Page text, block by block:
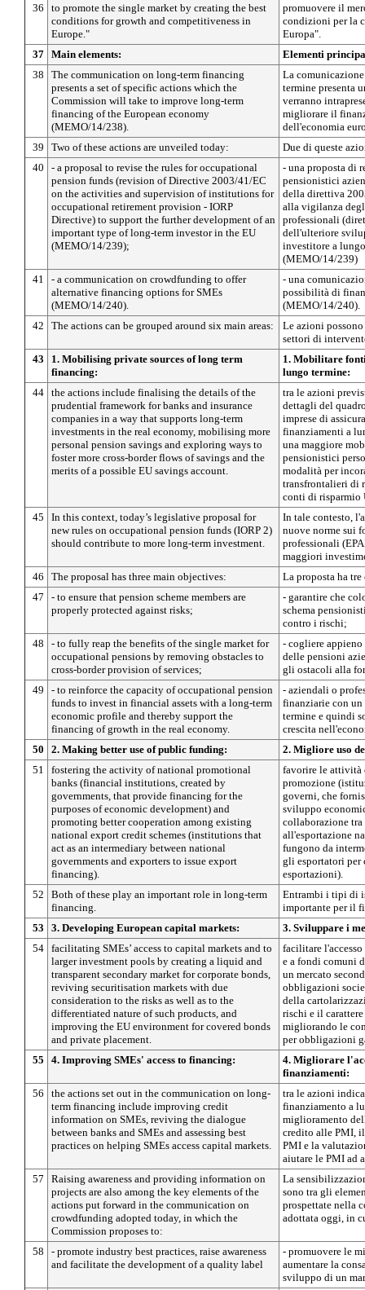
36
to promote the single market by creating the best
conditions for growth and competitiveness in
Europe."
promuovere il
condizioni per la
Europa".
37 Main elements:
Elementi
38
The communication on long-term financing
presents a set of specific actions which the
Commission will take to improve long-term
financing of the European economy
(MEMO/14/238).
La
termine presenta
verranno
migliorare il
dell'economia
39
Two of these actions are unveiled today:
Due di queste
40
- a proposal to revise the rules for occupational
pension funds (revision of Directive 2003/41/EC
on the activities and supervision of institutions for
occupational retirement provision - IORP
Directive) to support the further development of an
important type of long-term investor in the EU
(MEMO/14/239);
- una proposta di
pensionistici
della direttiva
alla vigilanza
professionali
dell'ulteriore
investitore a
(MEMO/14/239)
41
- a communication on crowdfunding to offer
alternative financing options for SMEs
(MEMO/14/240).
- una
possibilità di
(MEMO/14/240).
42
The actions can be grouped around six main areas:
Le azioni
settori di
43
1. Mobilising private sources of long term
financing:
1. Mobilitare
lungo termine:
44 the actions include finalising the details of the
prudential framework for banks and insurance
companies in a way that supports long-term
investments in the real economy, mobilising more
personal pension savings and exploring ways to
foster more cross-border flows of savings and the
merits of a possible EU savings account.
tra le azioni
dettagli del
imprese di
finanziamenti a
una maggiore
pensionistici
modalità per
transfrontalieri di
conti di risparmio
45
In this context, today’s legislative proposal for
new rules on occupational pension funds (IORP 2)
should contribute to more long-term investment.
In tale contesto,
nuove norme sui
professionali
maggiori
46
The proposal has three main objectives:
La proposta ha
47
- to ensure that pension scheme members are
properly protected against risks;
- garantire che
schema
contro i rischi;
48
- to fully reap the benefits of the single market for
occupational pensions by removing obstacles to
cross-border provision of services;
- cogliere
delle pensioni
gli ostacoli alla
49
- to reinforce the capacity of occupational pension
funds to invest in financial assets with a long-term
economic profile and thereby support the
financing of growth in the real economy.
- aziendali o
finanziarie con
termine e quindi
crescita
50
2. Making better use of public funding:
2. Migliore uso
51
fostering the activity of national promotional
banks (financial institutions, created by
governments, that provide financing for the
purposes of economic development) and
promoting better cooperation among existing
national export credit schemes (institutions that
act as an intermediary between national
governments and exporters to issue export
financing).
favorire le attività
promozione
governi, che
sviluppo
collaborazione
all'esportazione
fungono da
gli esportatori per
esportazioni).
52
Both of these play an important role in long-term
financing.
Entrambi i tipi di
importante per il
53
3. Developing European capital markets:
3. Sviluppare i
54 facilitating SMEs’ access to capital markets and to
larger investment pools by creating a liquid and
transparent secondary market for corporate bonds,
reviving securitisation markets with due
consideration to the risks as well as to the
differentiated nature of such products, and
improving the EU environment for covered bonds
and private placement.
facilitare
e a fondi comuni
un mercato
obbligazioni
della
rischi e il
migliorando le
per obbligazioni
55
4. Improving SMEs' access to financing:
4. Migliorare
finanziamenti:
56
the actions set out in the communication on long-
term financing include improving credit
information on SMEs, reviving the dialogue
between banks and SMEs and assessing best
practices on helping SMEs access capital markets.
tra le azioni
finanziamento a
miglioramento
credito alle PMI,
PMI e la
aiutare le PMI ad
57
Raising awareness and providing information on
projects are also among the key elements of the
actions put forward in the communication on
crowdfunding adopted today, in which the
Commission proposes to:
La
sono tra gli
prospettate nella
adottata oggi, in
58
- promote industry best practices, raise awareness
and facilitate the development of a quality label
- promuovere le
aumentare la
sviluppo di un